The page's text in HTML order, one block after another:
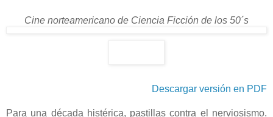
Cine norteamericano de Ciencia Ficción de los 50´s
Descargar versión en PDF
Para una década histérica, pastillas contra el nerviosismo.